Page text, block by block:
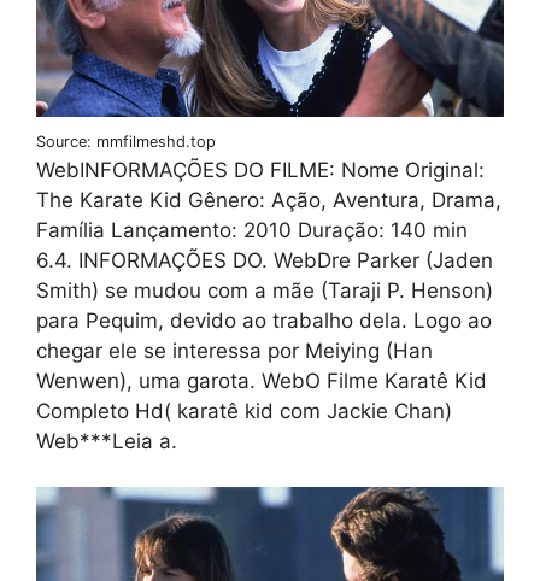
Source: mmfilmeshd.top
WebINFORMAÇÕES DO FILME: Nome Original:
The Karate Kid Gênero: Ação, Aventura, Drama,
Família Lançamento: 2010 Duração: 140 min
6.4. INFORMAÇÕES DO. WebDre Parker (Jaden
Smith) se mudou com a mãe (Taraji P. Henson)
para Pequim, devido ao trabalho dela. Logo ao
chegar ele se interessa por Meiying (Han
Wenwen), uma garota. WebO Filme Karatê Kid
Completo Hd( karatê kid com Jackie Chan)
Web***Leia a.